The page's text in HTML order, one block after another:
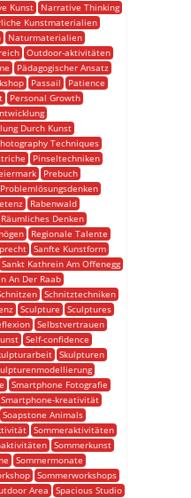
Kunst
Narrative Thinking
Kunstmaterialien
Naturmaterialien
Outdoor-aktivitäten
Pädagogischer Ansatz
Passail
Patience
Personal Growth
Durch Kunst
Techniques
Pinseltechniken
Prebuch
Problemlösungsdenken
Rabenwald
Räumliches Denken
Regionale Talente
Sanfte Kunstform
Sankt Kathrein Am Offenegg
An Der Raab
Schnitztechniken
Sculpture
Sculptures
Selbstvertrauen
Self-confidence
Skulpturen
Smartphone Fotografie
Smartphone-kreativität
Soapstone Animals
Sommeraktivitäten
Sommerkunst
Sommermonate
Sommerworkshops
Area
Spacious Studio